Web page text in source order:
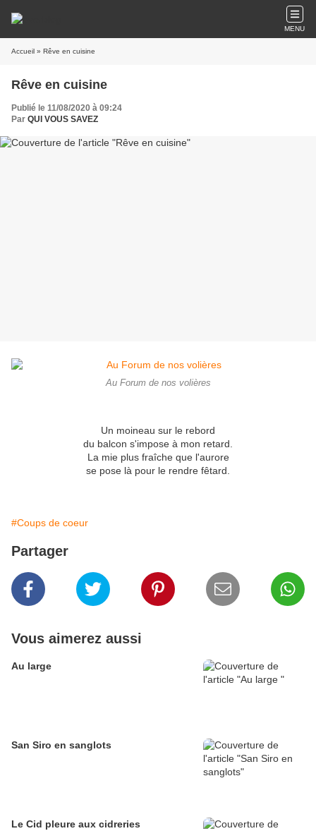
MENU
Accueil » Rêve en cuisine
Rêve en cuisine
Publié le 11/08/2020 à 09:24
Par QUI VOUS SAVEZ
Au Forum de nos volières
Un moineau sur le rebord
du balcon s'impose à mon retard.
La mie plus fraîche que l'aurore
se pose là pour le rendre fêtard.
#Coups de coeur
Partager
Vous aimerez aussi
Au large
San Siro en sanglots
Le Cid pleure aux cidreries